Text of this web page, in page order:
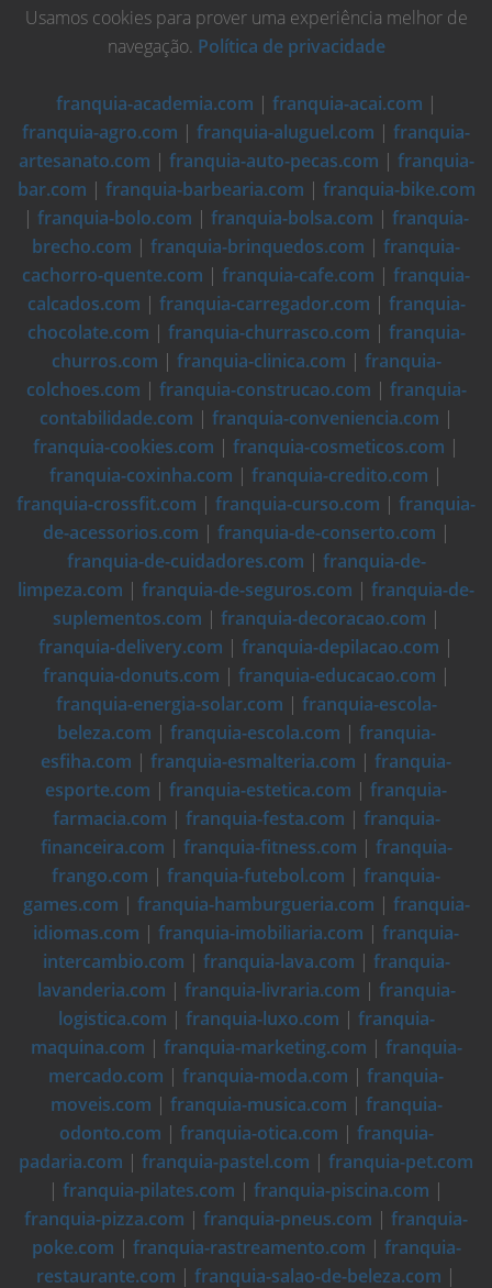
Usamos cookies para prover uma experiência melhor de
navegação. Política de privacidade
franquia-academia.com | franquia-acai.com |
franquia-agro.com | franquia-aluguel.com | franquia-
artesanato.com | franquia-auto-pecas.com | franquia-
bar.com | franquia-barbearia.com | franquia-bike.com
| franquia-bolo.com | franquia-bolsa.com | franquia-
brecho.com | franquia-brinquedos.com | franquia-
cachorro-quente.com | franquia-cafe.com | franquia-
calcados.com | franquia-carregador.com | franquia-
chocolate.com | franquia-churrasco.com | franquia-
churros.com | franquia-clinica.com | franquia-
colchoes.com | franquia-construcao.com | franquia-
contabilidade.com | franquia-conveniencia.com |
franquia-cookies.com | franquia-cosmeticos.com |
franquia-coxinha.com | franquia-credito.com |
franquia-crossfit.com | franquia-curso.com | franquia-
de-acessorios.com | franquia-de-conserto.com |
franquia-de-cuidadores.com | franquia-de-
limpeza.com | franquia-de-seguros.com | franquia-de-
suplementos.com | franquia-decoracao.com |
franquia-delivery.com | franquia-depilacao.com |
franquia-donuts.com | franquia-educacao.com |
franquia-energia-solar.com | franquia-escola-
beleza.com | franquia-escola.com | franquia-
esfiha.com | franquia-esmalteria.com | franquia-
esporte.com | franquia-estetica.com | franquia-
farmacia.com | franquia-festa.com | franquia-
financeira.com | franquia-fitness.com | franquia-
frango.com | franquia-futebol.com | franquia-
games.com | franquia-hamburgueria.com | franquia-
idiomas.com | franquia-imobiliaria.com | franquia-
intercambio.com | franquia-lava.com | franquia-
lavanderia.com | franquia-livraria.com | franquia-
logistica.com | franquia-luxo.com | franquia-
maquina.com | franquia-marketing.com | franquia-
mercado.com | franquia-moda.com | franquia-
moveis.com | franquia-musica.com | franquia-
odonto.com | franquia-otica.com | franquia-
padaria.com | franquia-pastel.com | franquia-pet.com
| franquia-pilates.com | franquia-piscina.com |
franquia-pizza.com | franquia-pneus.com | franquia-
poke.com | franquia-rastreamento.com | franquia-
restaurante.com | franquia-salao-de-beleza.com |